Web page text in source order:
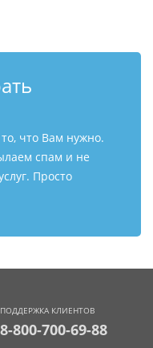
что Вам нужно.
спам и не
Просто
ПОДДЕРЖКА КЛИЕНТОВ
8-800-700-69-88